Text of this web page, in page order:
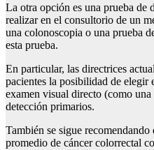
La otra opción es una prueba de
realizar en el consultorio de un
una colonoscopia o una prueba
esta prueba.
En particular, las directrices
pacientes la posibilidad de elegir
examen visual directo (como
detección primarios.
También se sigue
promedio de cáncer colorrectal